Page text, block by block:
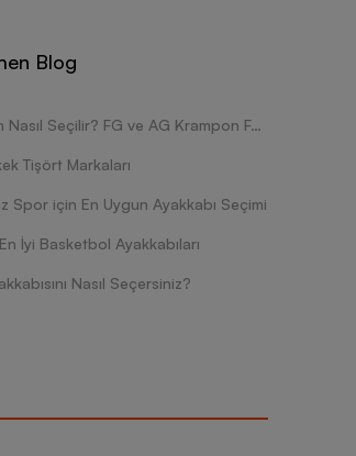
Blog
Krampon Nasıl Seçilir? FG ve AG Krampon Farkları Nelerdir?
Tişört Markaları
Spor için En Uygun Ayakkabı Seçimi
İyi Basketbol Ayakkabıları
Nasıl Seçersiniz?